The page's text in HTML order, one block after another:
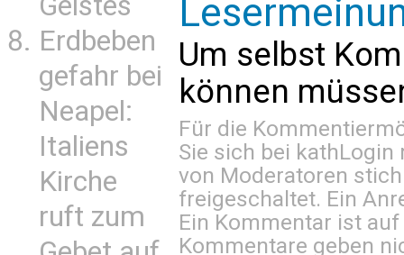
Erdbeben
gefahr bei
Neapel:
Italiens
Kirche
ruft zum
Um selbst
können
Für die
Sie sich bei kathLogin
von Moderatoren
freigeschaltet. Ein
Ein Kommentar ist
Kommentare geben